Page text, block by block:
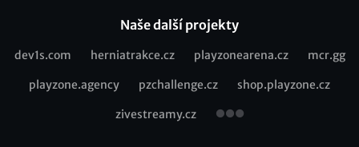
Naše další projekty
Recommended
dev1s.com herniatrakce.cz playzonearena.cz mcr.gg
playzone.agency pzchallenge.cz shop.playzone.cz
zivestreamy.cz